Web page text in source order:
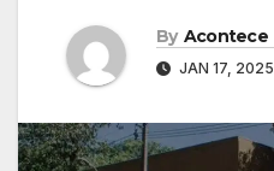
By Acontece
JAN 17, 2025